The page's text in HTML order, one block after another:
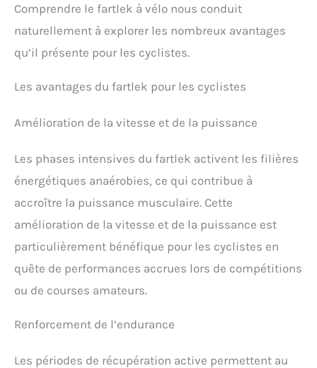
Comprendre le fartlek à vélo nous conduit
naturellement à explorer les nombreux avantages
qu’il présente pour les cyclistes.
Les avantages du fartlek pour les cyclistes
Amélioration de la vitesse et de la puissance
Les phases intensives du fartlek activent les filières
énergétiques anaérobies, ce qui contribue à
accroître la puissance musculaire. Cette
amélioration de la vitesse et de la puissance est
particulièrement bénéfique pour les cyclistes en
quête de performances accrues lors de compétitions
ou de courses amateurs.
Renforcement de l’endurance
Les périodes de récupération active permettent au